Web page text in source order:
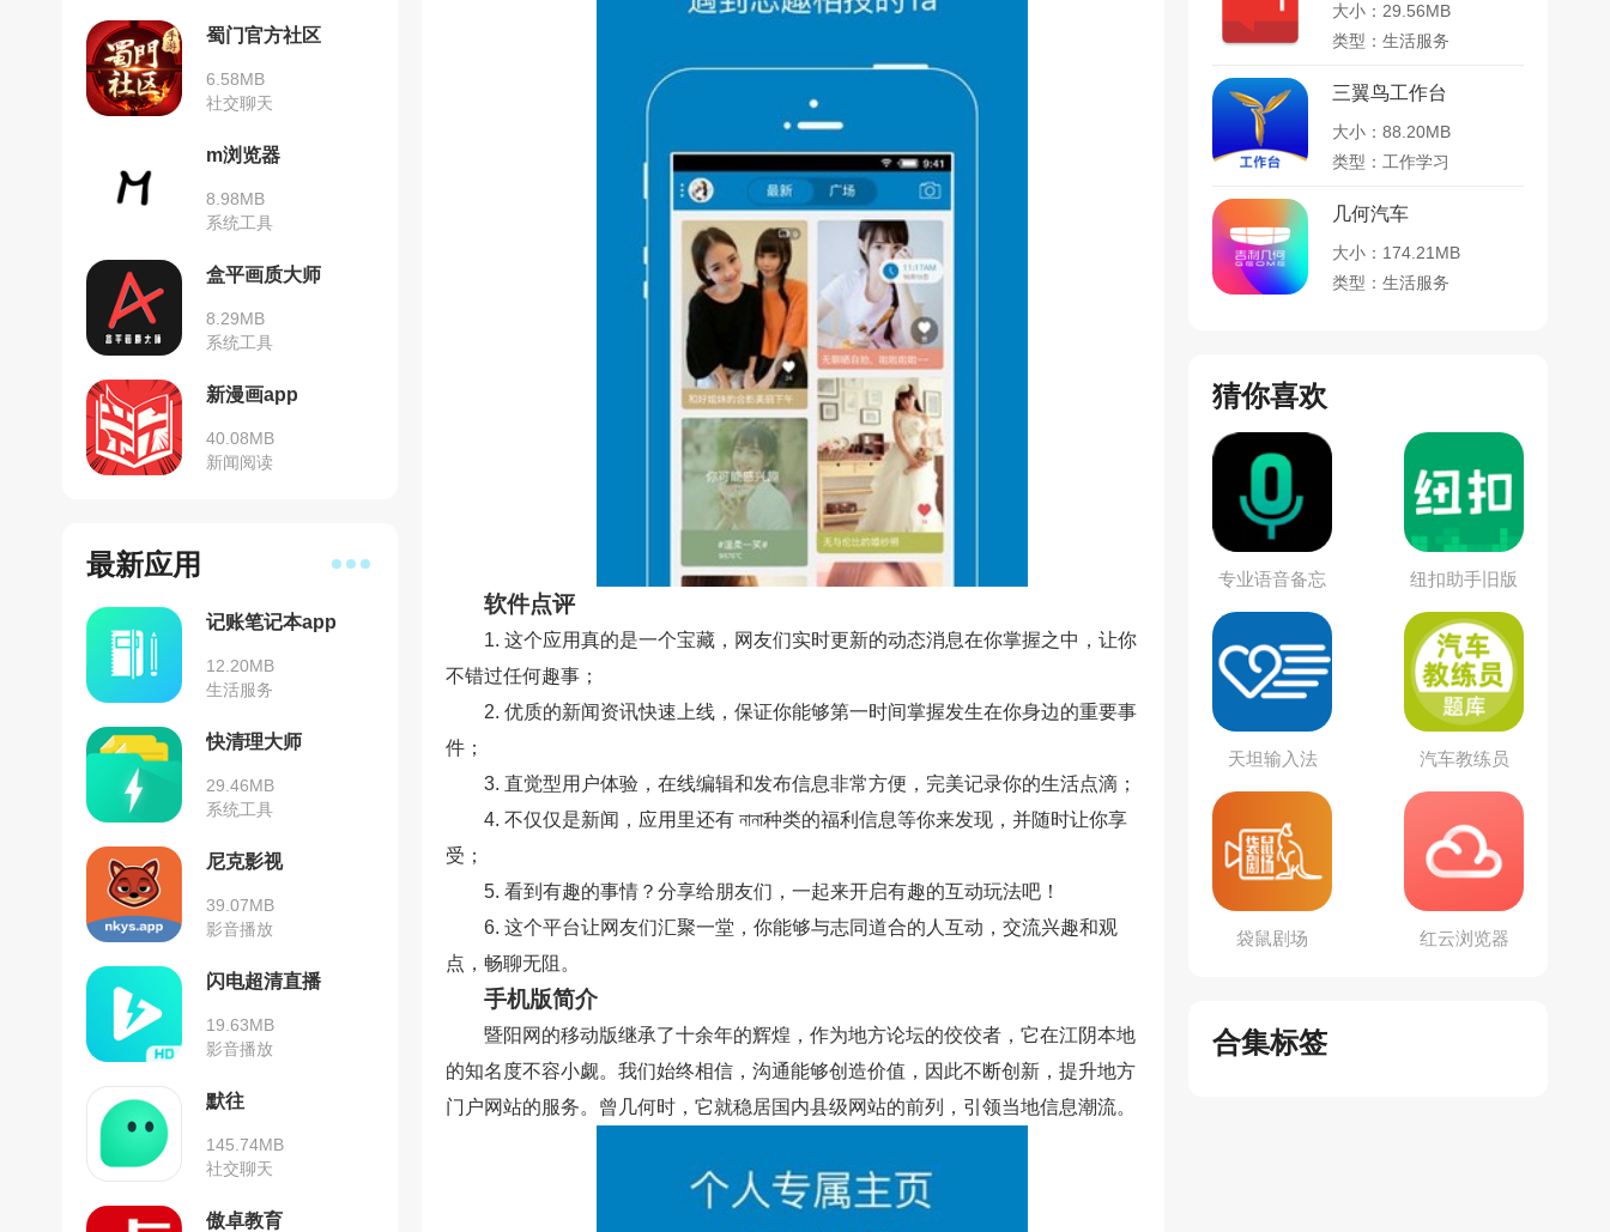
蜀门官方社区
6.58MB
社交聊天
m浏览器
8.98MB
系统工具
盒平画质大师
8.29MB
系统工具
新漫画app
40.08MB
新闻阅读
最新应用
记账笔记本app
12.20MB
生活服务
快清理大师
29.46MB
系统工具
尼克影视
39.07MB
影音播放
闪电超清直播
19.63MB
影音播放
默往
145.74MB
社交聊天
傲卓教育
软件点评
1. 这个应用真的是一个宝藏，网友们实时更新的动态消息在你掌握之中，让你
不错过任何趣事；
2. 优质的新闻资讯快速上线，保证你能够第一时间掌握发生在你身边的重要事
件；
3. 直觉型用户体验，在线编辑和发布信息非常方便，完美记录你的生活点滴；
4. 不仅仅是新闻，应用里还有 নানা种类的福利信息等你来发现，并随时让你享
受；
5. 看到有趣的事情？分享给朋友们，一起来开启有趣的互动玩法吧！
6. 这个平台让网友们汇聚一堂，你能够与志同道合的人互动，交流兴趣和观
点，畅聊无阻。
手机版简介
暨阳网的移动版继承了十余年的辉煌，作为地方论坛的佼佼者，它在江阴本地
的知名度不容小觑。我们始终相信，沟通能够创造价值，因此不断创新，提升地方
门户网站的服务。曾几何时，它就稳居国内县级网站的前列，引领当地信息潮流。
大小：29.56MB
类型：生活服务
三翼鸟工作台
大小：88.20MB
类型：工作学习
几何汽车
大小：174.21MB
类型：生活服务
猜你喜欢
专业语音备忘
录
纽扣助手旧版
本
天坦输入法 汽车教练员
袋鼠剧场 红云浏览器
合集标签